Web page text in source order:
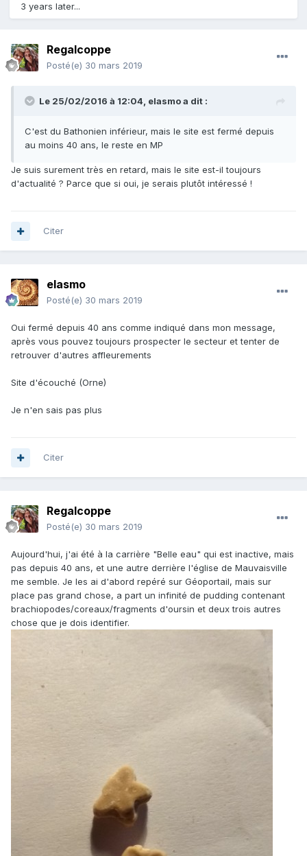
3 years later...
Regalcoppe
Posté(e) 30 mars 2019
Le 25/02/2016 à 12:04, elasmoa dit :
C'est du Bathonien inférieur, mais le site est fermé depuis
au moins 40 ans, le reste en MP
Je suis surement très en retard, mais le site est-il toujours
d'actualité ? Parce que si oui, je serais plutôt intéressé !
Citer
elasmo
Posté(e) 30 mars 2019
Oui fermé depuis 40 ans comme indiqué dans mon message,
après vous pouvez toujours prospecter le secteur et tenter de
retrouver d'autres affleurements
Site d'écouché (Orne)
Je n'en sais pas plus
Citer
Regalcoppe
Posté(e) 30 mars 2019
Aujourd'hui, j'ai été à la carrière "Belle eau" qui est inactive, mais
pas depuis 40 ans, et une autre derrière l'église de Mauvaisville
me semble. Je les ai d'abord repéré sur Géoportail, mais sur
place pas grand chose, a part un infinité de pudding contenant
brachiopodes/coreaux/fragments d'oursin et deux trois autres
chose que je dois identifier.